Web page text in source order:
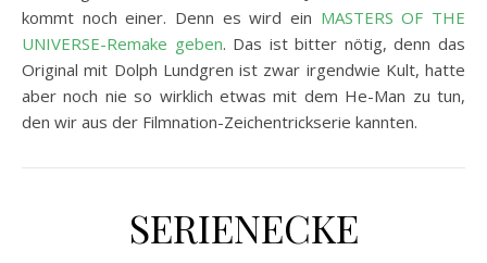
kommt noch einer. Denn es wird ein MASTERS OF THE
UNIVERSE-Remake geben. Das ist bitter nötig, denn das
Original mit Dolph Lundgren ist zwar irgendwie Kult, hatte
aber noch nie so wirklich etwas mit dem He-Man zu tun,
den wir aus der Filmnation-Zeichentrickserie kannten.
SERIENECKE